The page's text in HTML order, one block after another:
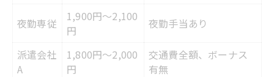
夜勤専従
1,900円～2,100
円
夜勤手当あり
派遣会社
A
1,800円～2,000
円
交通費全額、ボーナス
有無